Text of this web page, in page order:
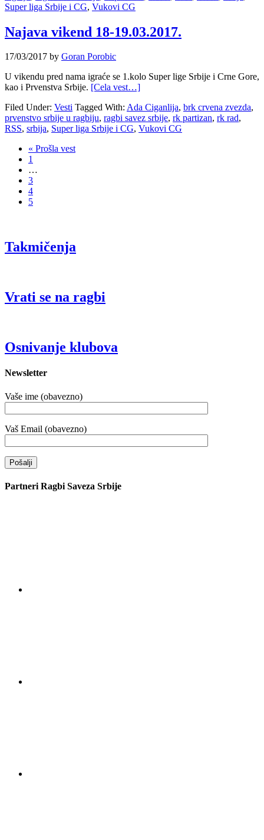
Super liga Srbije i CG, Vukovi CG
Najava vikend 18-19.03.2017.
17/03/2017 by Goran Porobic
U vikendu pred nama igraće se 1.kolo Super lige Srbije i Crne Gore,
kao i Prvenstva Srbije. [Cela vest…]
Filed Under: Vesti Tagged With: Ada Ciganlija, brk crvena zvezda,
prvenstvo srbije u ragbiju, ragbi savez srbije, rk partizan, rk rad,
RSS, srbija, Super liga Srbije i CG, Vukovi CG
« Prošla vest
1
…
3
4
5
Takmičenja
Vrati se na ragbi
Osnivanje klubova
Newsletter
Vaše ime (obavezno)
Vaš Email (obavezno)
Partneri Ragbi Saveza Srbije